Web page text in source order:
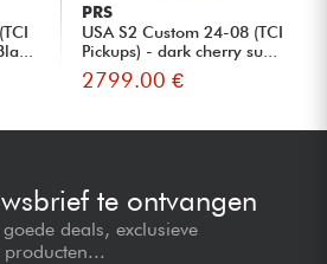
PRS
USA S2 Custom 24-08 (TCI
Pickups) - dark cherry su...
2799.00 €
te ontvangen
deals, exclusieve